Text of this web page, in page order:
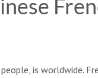
is worldwide.